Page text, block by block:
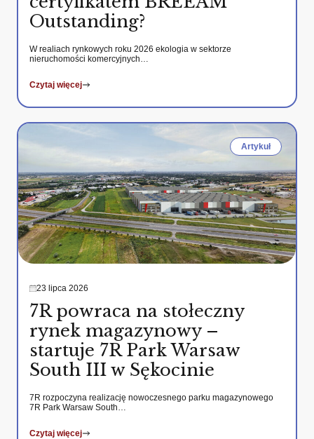
Outstanding?
W realiach rynkowych roku 2026 ekologia w sektorze
nieruchomości komercyjnych…
Czytaj więcej
Artykuł
23 lipca 2026
7R powraca na stołeczny
rynek magazynowy –
startuje 7R Park Warsaw
South III w Sękocinie
7R rozpoczyna realizację nowoczesnego parku magazynowego
7R Park Warsaw South…
Czytaj więcej